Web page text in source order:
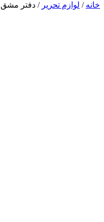
خانه / لوازم تحریر / دفتر مشق ۵۰ برگ سیمی درجه یک کد ۰۴۱